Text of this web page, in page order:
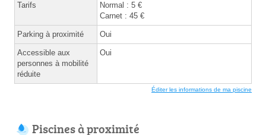
Tarifs
Normal : 5 €
Carnet : 45 €
Parking à proximité Oui
Accessible aux
personnes à mobilité
réduite
Oui
Éditer les informations de ma piscine
Piscines à proximité